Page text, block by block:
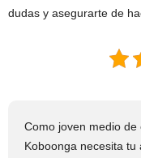
dudas y asegurarte de
Como joven medio de
Koboonga necesita tu